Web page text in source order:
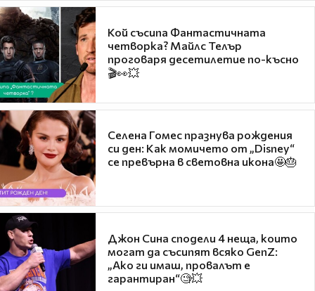
Кой съсипа Фантастичната
четворка? Майлс Телър
проговаря десетилетие по-късно
🎬👀💥
Селена Гомес празнува рождения
си ден: Как момичето от „Disney“
се превърна в световна икона🤩🎂
Джон Сина сподели 4 неща, които
могат да съсипят всяко GenZ:
„Ако ги имаш, провалът е
гарантиран“🧐💥